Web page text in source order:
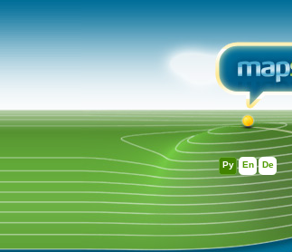
Ру En De